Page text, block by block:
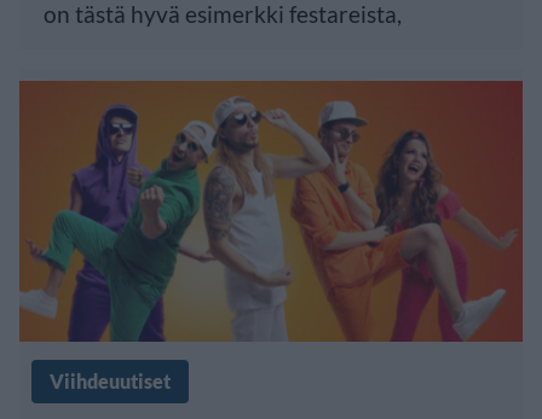
on tästä hyvä esimerkki festareista,
Viihdeuutiset